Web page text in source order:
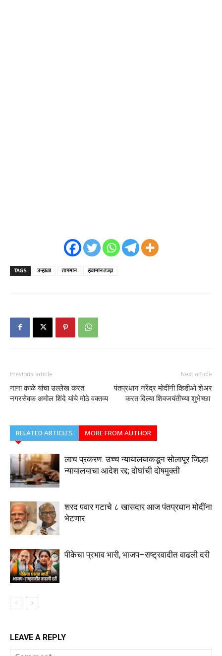
TAGS उन्हाळा तापमान हवामान तज्ज्ञ
Previous article
नाना काळे यांचा उल्लेख करत
नगरसेवक अमोल शिंदे यांचे मोठे वक्तव्य
Next article
पंतप्रधान नरेंद्र मोदींनी व्हिडीओ शेअर
करत दिल्या शिवजयंतीच्या शुभेच्छा
RELATED ARTICLES MORE FROM AUTHOR
लाच प्रकरण: उच्च न्यायालयाकडून सोलापूर जिल्हा
न्यायालयाचा आदेश रद्द; दोघांची दोषमुक्ती
शरद पवार गटाचे ८ खासदार आज पंतप्रधान मोदींना
भेटणार
पीकेचा प्रभाव भारी, भाजप–राष्ट्रवादीत वाढली दरी
LEAVE A REPLY